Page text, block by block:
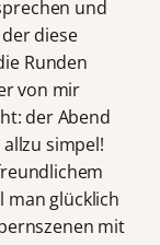
und
diese
Runden
von mir
der Abend
simpel!
man glücklich
mit